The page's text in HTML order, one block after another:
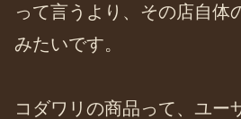
って言うより、その店自体
みたいです。
コダワリの商品って、ユー